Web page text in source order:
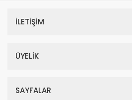
İLETİŞİM
ÜYELİK
SAYFALAR